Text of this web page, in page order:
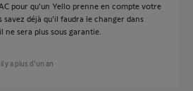
pour qu'un Yello prenne en compte votre
savez déjà qu'il faudra le changer dans
sera plus sous garantie.
il y a plus d'un an